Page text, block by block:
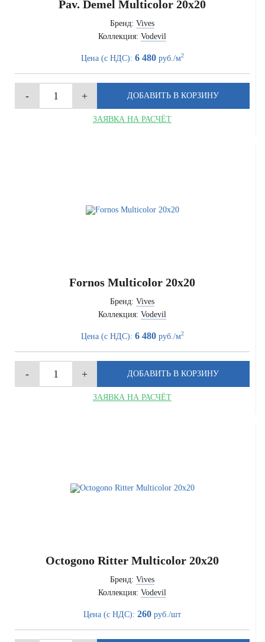
Pav. Demel Multicolor 20x20
Бренд: Vives
Коллекция: Vodevil
Цена (с НДС): 6 480руб./м2
ЗАЯВКА НА РАСЧЁТ
Fornos Multicolor 20x20
Бренд: Vives
Коллекция: Vodevil
Цена (с НДС): 6 480руб./м2
ЗАЯВКА НА РАСЧЁТ
Octogono Ritter Multicolor 20x20
Бренд: Vives
Коллекция: Vodevil
Цена (с НДС): 260 руб./шт